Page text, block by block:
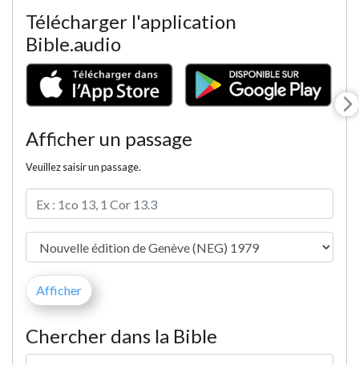
Télécharger l'application
Bible.audio
Afficher un passage
Veuillez saisir un passage.
Chercher dans la Bible